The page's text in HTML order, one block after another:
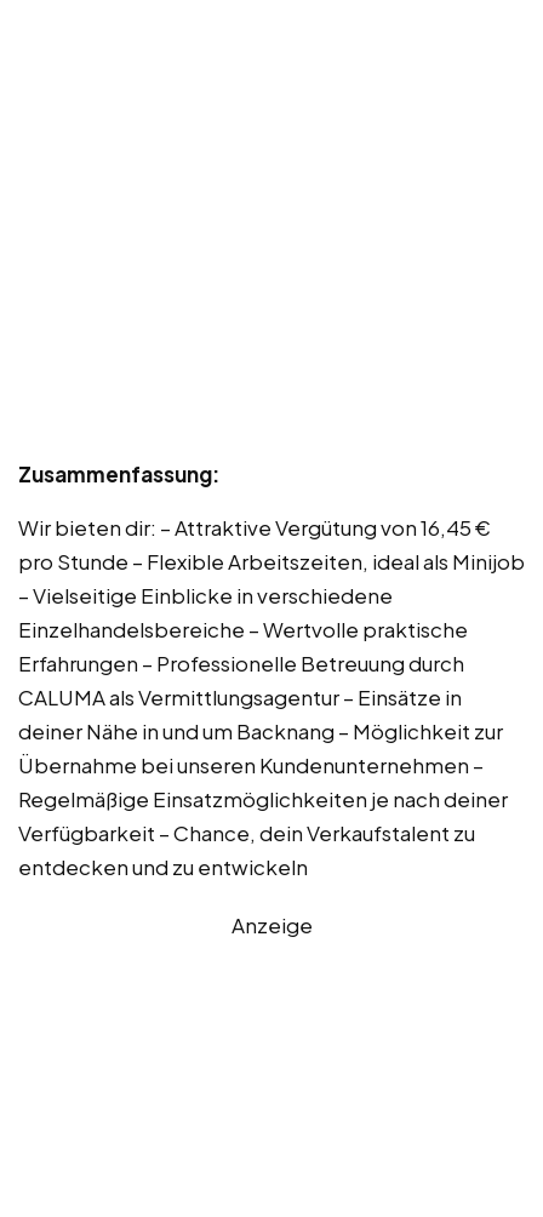
Zusammenfassung:
Wir bieten dir: – Attraktive Vergütung von 16,45 €
pro Stunde – Flexible Arbeitszeiten, ideal als Minijob
– Vielseitige Einblicke in verschiedene
Einzelhandelsbereiche – Wertvolle praktische
Erfahrungen – Professionelle Betreuung durch
CALUMA als Vermittlungsagentur – Einsätze in
deiner Nähe in und um Backnang – Möglichkeit zur
Übernahme bei unseren Kundenunternehmen –
Regelmäßige Einsatzmöglichkeiten je nach deiner
Verfügbarkeit – Chance, dein Verkaufstalent zu
entdecken und zu entwickeln
Anzeige